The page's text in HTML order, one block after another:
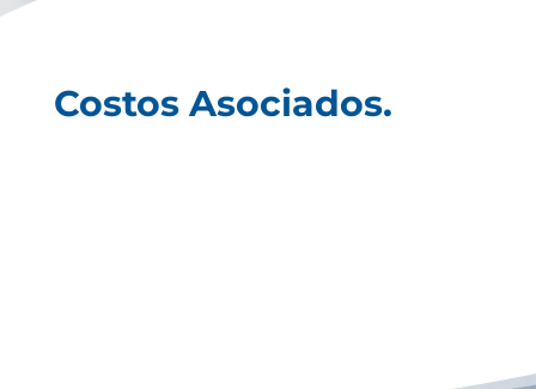
Costos Asociados.